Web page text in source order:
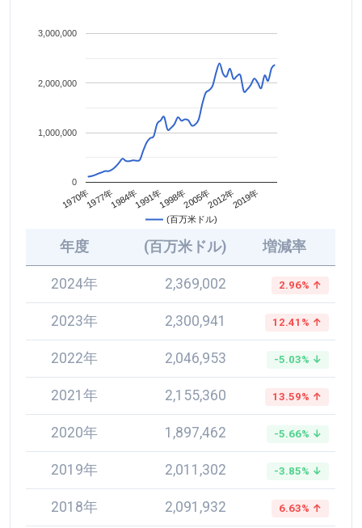
(百万米ドル)
1970年1977年1984年1991年1998年2005年2012年2019年
0
1,000,000
2,000,000
3,000,000
年度 (百万米ドル) 増減率
2024年 2,369,002 2.96% ↑
2023年 2,300,941 12.41% ↑
2022年 2,046,953 -5.03% ↓
2021年 2,155,360 13.59% ↑
2020年 1,897,462 -5.66% ↓
2019年 2,011,302 -3.85% ↓
2018年 2,091,932 6.63% ↑